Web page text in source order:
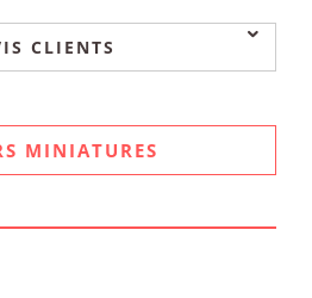
CLIENTS
MINIATURES